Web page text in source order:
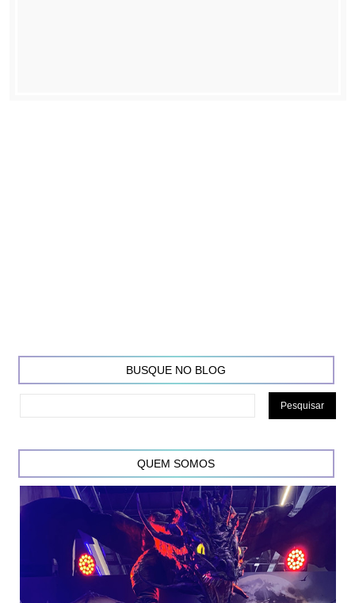
BUSQUE NO BLOG
QUEM SOMOS